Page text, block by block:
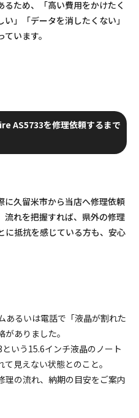
るため、「高い費用をかけたく
」「データを消したくない」
います。
AS5733を修理依頼するまで
に久留米市から当店へ修理依頼
流れを把握すれば、県外の修理
に抵抗を感じている方も、安心
あるいは電話で「液晶が割れた
ありました。
いう15.6インチ液晶のノート
見えない状態とのこと。
理の流れ、納期の目安をご案内